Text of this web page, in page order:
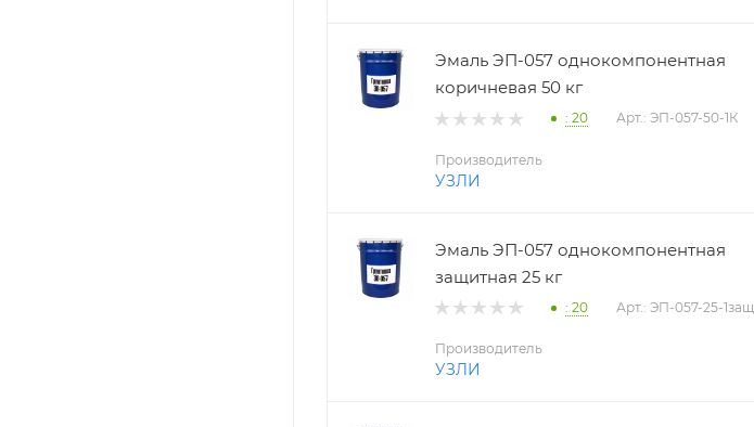
Эмаль ЭП-057 однокомпонентная
коричневая 50 кг
: 20 Арт.: ЭП-057-50-1К
Производитель
УЗЛИ
Эмаль ЭП-057 однокомпонентная
защитная 25 кг
: 20 Арт.: ЭП-057-25-1защ
Производитель
УЗЛИ